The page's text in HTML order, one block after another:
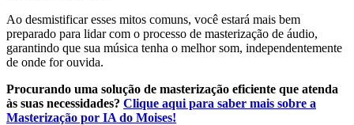
Ao desmistificar esses mitos comuns, você estará mais bem
preparado para lidar com o processo de masterização de áudio,
garantindo que sua música tenha o melhor som, independentemente
de onde for ouvida.
Procurando uma solução de masterização eficiente que atenda
às suas necessidades? Clique aqui para saber mais sobre a
Masterização por IA do Moises!